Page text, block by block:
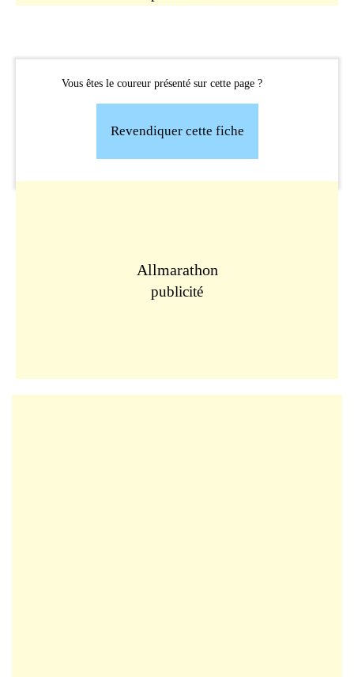
Vous êtes le coureur présenté sur cette page ?
Revendiquer cette fiche
Allmarathon
publicité